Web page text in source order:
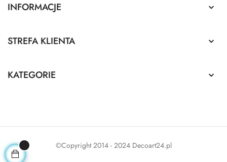
INFORMACJE 
STREFA KLIENTA 
KATEGORIE 
©Copyright 2014 - 2024 Decoart24.pl